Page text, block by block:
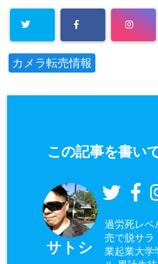
カメラ転売情報
この記事を書い
サトシ
過労死レベ
売で脱サラ
業起業大学